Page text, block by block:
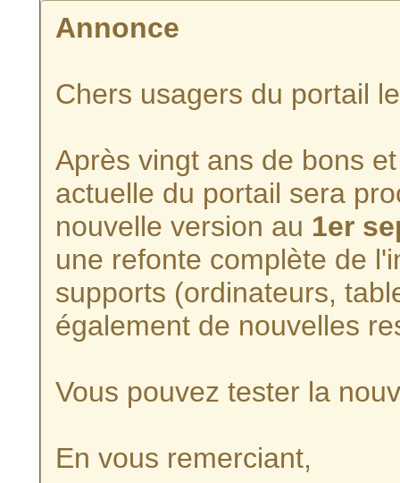
Annonce
Chers usagers du portail
Après vingt ans de bons
actuelle du portail sera
nouvelle version au 1er
une refonte complète de
supports (ordinateurs,
également de nouvelles
Vous pouvez tester la
En vous remerciant,